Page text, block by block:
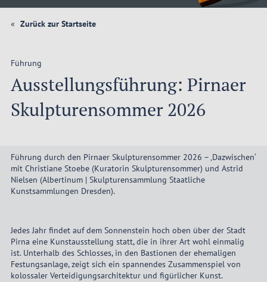
Zurück zur Startseite
Führung
Ausstellungsführung: Pirnaer
Skulpturensommer 2026
Führung durch den Pirnaer Skulpturensommer 2026 – ‚Dazwischen‘
mit Christiane Stoebe (Kuratorin Skulpturensommer) und Astrid
Nielsen (Albertinum | Skulpturensammlung Staatliche
Kunstsammlungen Dresden).
Jedes Jahr findet auf dem Sonnenstein hoch oben über der Stadt
Pirna eine Kunstausstellung statt, die in ihrer Art wohl einmalig
ist. Unterhalb des Schlosses, in den Bastionen der ehemaligen
Festungsanlage, zeigt sich ein spannendes Zusammenspiel von
kolossaler Verteidigungsarchitektur und figürlicher Kunst.